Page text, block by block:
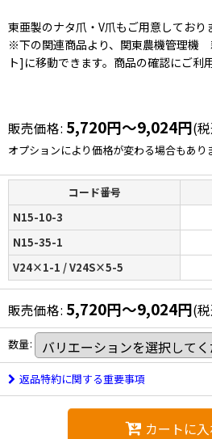
東亜製のナタ爪・V爪もご用意しており
※下の関連商品より、関東農機管理機
ト]に移動できます。商品の確認にご利
販売価格: 5,720円～9,024円(
オプションにより価格が変わる場合もあり
コード番号
N15-10-3
N15-35-1
V24×1-1 / V24S×5-5
販売価格: 5,720円～9,024円(
数量:
返品特約に関する重要事項
カートに